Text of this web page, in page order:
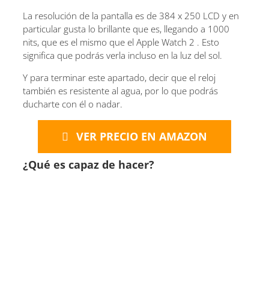
La resolución de la pantalla es de 384 x 250 LCD y en
particular gusta lo brillante que es, llegando a 1000
nits, que es el mismo que el Apple Watch 2 . Esto
significa que podrás verla incluso en la luz del sol.
Y para terminar este apartado, decir que el reloj
también es resistente al agua, por lo que podrás
ducharte con él o nadar.
VER PRECIO EN AMAZON
¿Qué es capaz de hacer?